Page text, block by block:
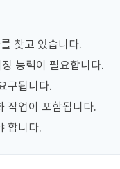
찾고 있습니다.
능력이 필요합니다.
구됩니다.
작업이 포함됩니다.
합니다.